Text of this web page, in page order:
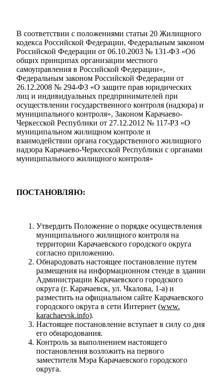
В соответствии с положениями статьи 20 Жилищного
кодекса Российской Федерации, Федеральным законом
Российской Федерации от 06.10.2003 № 131-ФЗ «Об
общих принципах организации местного
самоуправления в Российской Федерации»,
Федеральным законом Российской Федерации от
26.12.2008 № 294-ФЗ «О защите прав юридических
лиц и индивидуальных предпринимателей при
осуществлении государственного контроля (надзора) и
муниципального контроля», Законом Карачаево-
Черкесской Республики от 27.12.2012 № 117-РЗ «О
муниципальном жилищном контроле и
взаимодействии органа государственного жилищного
надзора Карачаево-Черкесской Республики с органами
муниципального жилищного контроля»
ПОСТАНОВЛЯЮ:
Утвердить Положение о порядке осуществления
муниципального жилищного контроля на
территории Карачаевского городского округа
согласно приложению.
Обнародовать настоящее постановление путем
размещения на информационном стенде в здании
Администрации Карачаевского городского
округа (г. Карачаевск, ул. Чкалова, 1-а) и
разместить на официальном сайте Карачаевского
городского округа в сети Интернет (www.
karachaevsk.info).
Настоящее постановление вступает в силу со дня
его обнародования.
Контроль за выполнением настоящего
постановления возложить на первого
заместителя Мэра Карачаевского городского
округа.